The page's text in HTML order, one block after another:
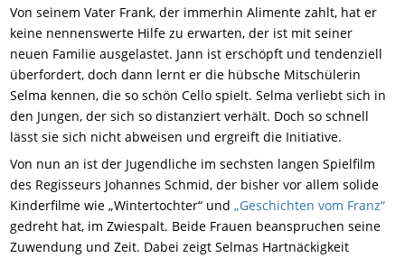
Von seinem Vater Frank, der immerhin Alimente zahlt, hat er
keine nennenswerte Hilfe zu erwarten, der ist mit seiner
neuen Familie ausgelastet. Jann ist erschöpft und tendenziell
überfordert, doch dann lernt er die hübsche Mitschülerin
Selma kennen, die so schön Cello spielt. Selma verliebt sich in
den Jungen, der sich so distanziert verhält. Doch so schnell
lässt sie sich nicht abweisen und ergreift die Initiative.
Von nun an ist der Jugendliche im sechsten langen Spielfilm
des Regisseurs Johannes Schmid, der bisher vor allem solide
Kinderfilme wie „Wintertochter“ und„Geschichten vom Franz“
gedreht hat, im Zwiespalt. Beide Frauen beanspruchen seine
Zuwendung und Zeit. Dabei zeigt Selmas Hartnäckigkeit